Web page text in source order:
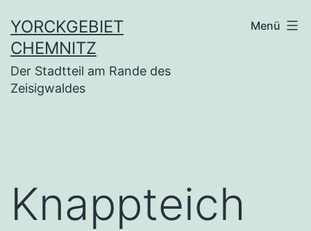
Inhalt
springen
YORCKGEBIET
CHEMNITZ
Der Stadtteil am Rande des
Zeisigwaldes
Menü
Knappteich